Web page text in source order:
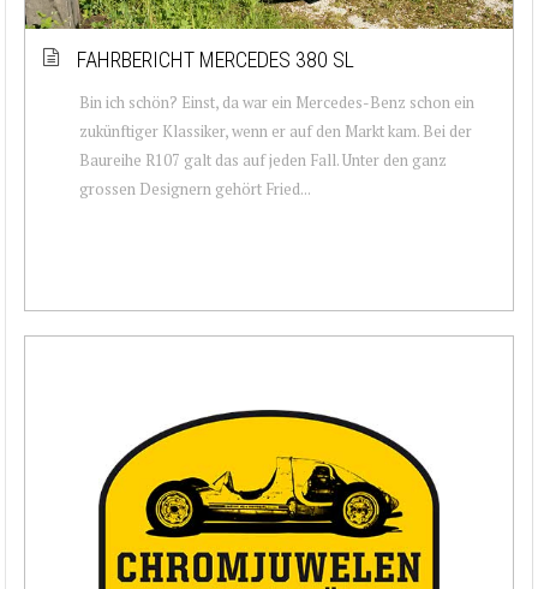
FAHRBERICHT MERCEDES 380 SL
Bin ich schön? Einst, da war ein Mercedes-Benz schon ein
zukünftiger Klassiker, wenn er auf den Markt kam. Bei der
Baureihe R107 galt das auf jeden Fall. Unter den ganz
grossen Designern gehört Fried...